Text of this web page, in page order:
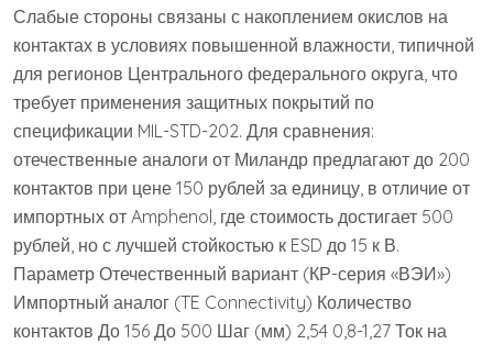
Слабые стороны связаны с накоплением окислов на
контактах в условиях повышенной влажности, типичной
для регионов Центрального федерального округа, что
требует применения защитных покрытий по
спецификации MIL-STD-202. Для сравнения:
отечественные аналоги от Миландр предлагают до 200
контактов при цене 150 рублей за единицу, в отличие от
импортных от Amphenol, где стоимость достигает 500
рублей, но с лучшей стойкостью к ESD до 15 к В.
Параметр Отечественный вариант (КР-серия «ВЭИ»)
Импортный аналог (TE Connectivity) Количество
контактов До 156 До 500 Шаг (мм) 2,54 0,8-1,27 Ток на